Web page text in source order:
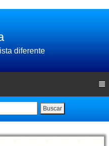
diferente
Buscar